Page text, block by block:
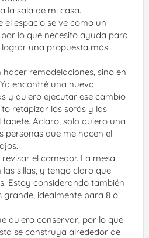
la sala de mi casa.
el espacio se ve como un
lo que necesito ayuda para
una propuesta más
remodelaciones, sino en
encontré una nueva
y quiero ejecutar ese cambio
retapizar los sofás y las
Aclaro, solo quiero una
personas que me hacen el
el comedor. La mesa
sillas, y tengo claro que
Estoy considerando también
idealmente para 8 o
quiero conservar, por lo que
se construya alrededor de